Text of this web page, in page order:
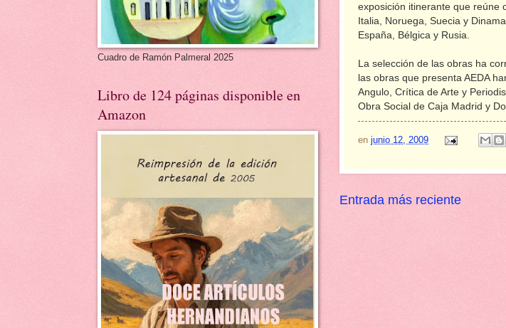
exposición itinerante que reúne
Italia, Noruega, Suecia y
España, Bélgica y Rusia.
La selección de las obras ha
las obras que presenta AEDA
Angulo, Crítica de Arte y
Obra Social de Caja Madrid y
en junio 12, 2009
Entrada más reciente
Cuadro de Ramón Palmeral 2025
Libro de 124 páginas disponible en
Amazon